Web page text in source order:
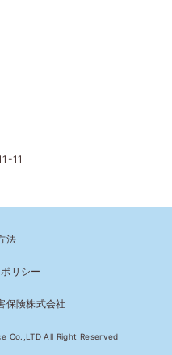
11
法
リシー
保険株式会社
Co.,LTD All Right Reserved